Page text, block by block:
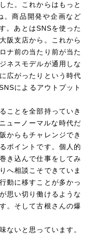
た。これからはもっと
。商品開発や企画など
。あとはSNSを使った
阪支店から。これから
ナ前の当たり前が当た
ネスモデルが通用しな
広がったりという時代
によるアウトプット
ことを全部持っていき
ューノーマルな時代だ
からもチャレンジでき
ポイントです。個人的
き込んで仕事をしてみ
へ相談こそできていま
動に移すことが多かっ
思い切り働けるような
。そして古根さんの爆
ないと思っています。